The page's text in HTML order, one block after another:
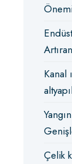
Önemi
Kanal
Çelik